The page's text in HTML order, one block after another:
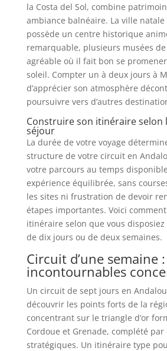
la Costa del Sol, combine
ambiance balnéaire. La ville natale
possède un centre historique
remarquable, plusieurs musées
agréable où il fait bon se
soleil. Compter un à deux jours à
d’apprécier son atmosphère
poursuivre vers d’autres
Construire son itinéraire selon
séjour
La durée de votre voyage
structure de votre circuit en
votre parcours au temps
expérience équilibrée, sans
les sites ni frustration de devoir
étapes importantes. Voici
itinéraire selon que vous disposiez
de dix jours ou de deux semaines.
Circuit d’une semaine
incontournables
Un circuit de sept jours en
découvrir les points forts de la
concentrant sur le triangle d’or
Cordoue et Grenade, complété
stratégiques. Un itinéraire type